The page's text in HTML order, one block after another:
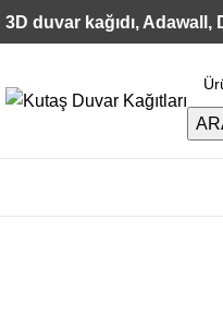
3D duvar kağıdı,